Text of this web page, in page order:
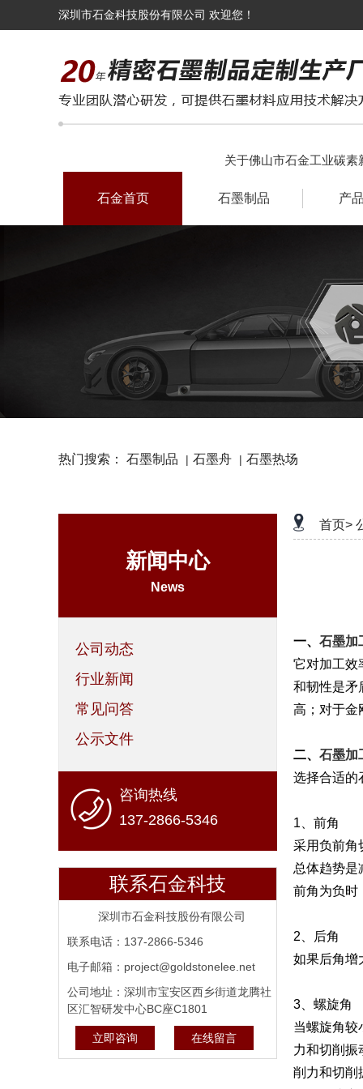
深圳市石金科技股份有限公司 欢迎您！
关于佛山市石金工业碳
石金首页 石墨制品 产
热门搜索： 石墨制品 | 石墨舟 | 石墨热场
新闻中心
News
公司动态
行业新闻
常见问答
公示文件
咨询热线
137-2866-5346
联系石金科技
深圳市石金科技股份有限公司
联系电话：137-2866-5346
电子邮箱：project@goldstonelee.net
公司地址：深圳市宝安区西乡街道龙腾社
区汇智研发中心BC座C1801
立即咨询 在线留言
首页>
一、 石墨加
它对加工效
和韧性是矛
高；对于金
二、 石墨加
选择合适的
1、前角
采用负前角
总体趋势是
前角为负时
2、后角
如果后角增
3、螺旋角
当螺旋角较
力和切削振
削力和切削